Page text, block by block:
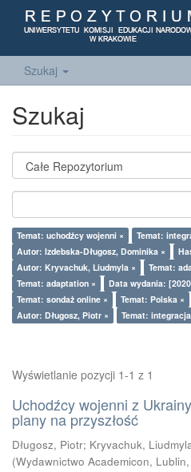
Szukaj
Szukaj
Temat: uchodźcy wojenni ×
Temat:
Autor: Izdebska-Długosz, Dominika ×
Autor: Kryvachuk, Liudmyla ×
Temat:
Temat: adaptation ×
Data wydania:
Temat: sondaż online ×
Temat: Polska ×
Autor: Długosz, Piotr ×
Temat:
Wyświetlanie pozycji 1-1 z 1
Uchodźcy wojenni z
plany na przyszłość
Długosz, Piotr; Kryvachuk,
(Wydawnictwo Academicon, Lublin,